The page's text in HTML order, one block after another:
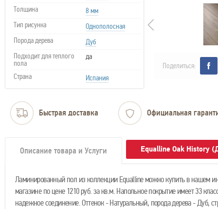
Толщина
8 мм
Тип рисунка
Однополосная
Порода дерева
Дуб
Подходит для теплого
пола
да
Страна Испания
Поделиться:
Быстрая доставка Официальная
Описание товара и Услуги Equalline Oak History
Ламинированный пол из коллекции Equalline можно купить в нашем
магазине по цене 1210 руб. за кв.м. Напольное покрытие имеет 33
надежное соединение. Оттенок - Натуральный, порода дерева - Дуб,